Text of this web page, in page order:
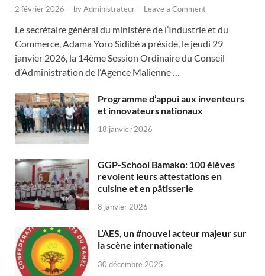
2 février 2026 - byAdministrateur - Leave a Comment
Le secrétaire général du ministère de l’Industrie et du
Commerce, Adama Yoro Sidibé a présidé, le jeudi 29
janvier 2026, la 14ème Session Ordinaire du Conseil
d’Administration de l’Agence Malienne …
Programme d’appui aux inventeurs
et innovateurs nationaux
18 janvier 2026
GGP-School Bamako: 100 élèves
revoient leurs attestations en
cuisine et en pâtisserie
8 janvier 2026
L’AES, un #nouvel acteur majeur sur
la scène internationale
30 décembre 2025